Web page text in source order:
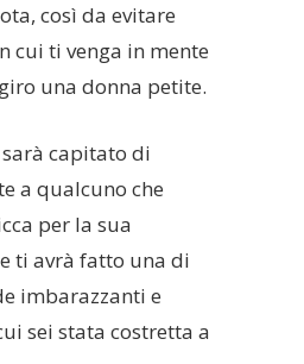
così da evitare
cui ti venga in mente
una donna petite.
capitato di
a qualcuno che
per la sua
ti avrà fatto una di
imbarazzanti e
sei stata costretta a